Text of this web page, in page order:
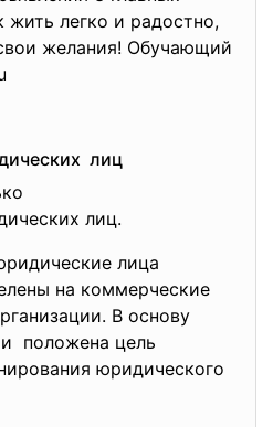
жить легко и радостно,
желания! Обучающий
лиц
лиц.
лица
на коммерческие
В основу
положена цель
юридического